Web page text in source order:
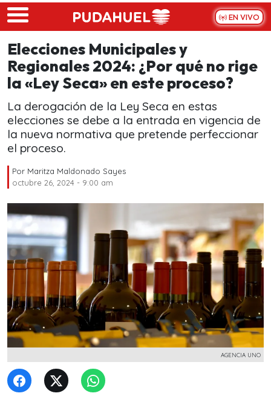
Skip to main content
EN VIVO
Elecciones Municipales y
Regionales 2024: ¿Por qué no rige
la «Ley Seca» en este proceso?
La derogación de la Ley Seca en estas
elecciones se debe a la entrada en vigencia de
la nueva normativa que pretende perfeccionar
el proceso.
Por Maritza Maldonado Sayes
octubre 26, 2024 - 9:00 am
AGENCIA UNO